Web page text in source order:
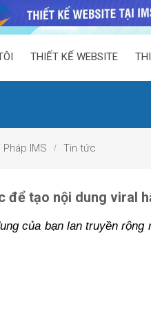
THIẾT KẾ WEBSITE
IMS Tin tức
để tạo nội dung viral
của bạn lan truyền rộng